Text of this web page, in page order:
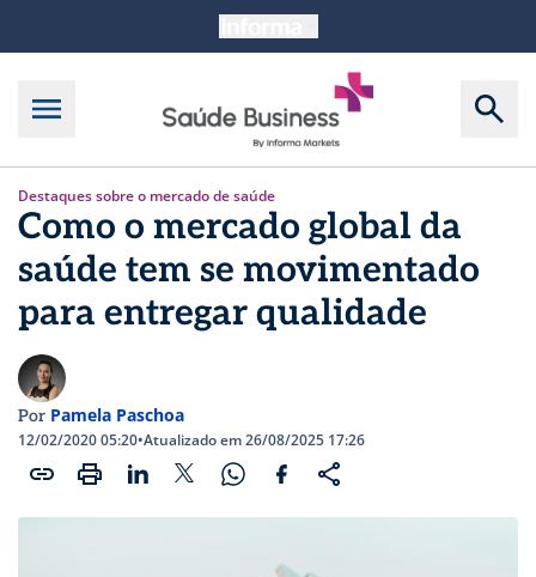
Destaques sobre o mercado de saúde
Como o mercado global da
saúde tem se movimentado
para entregar qualidade
Por Pamela Paschoa
12/02/2020 05:20•Atualizado em 26/08/2025 17:26